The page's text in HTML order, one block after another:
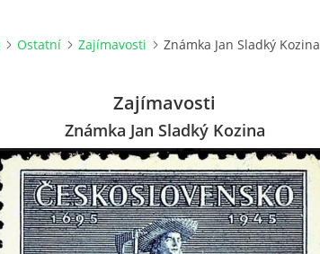
Ostatní Zajímavosti Známka Jan Sladký Kozina
Zajímavosti
Známka Jan Sladký Kozina